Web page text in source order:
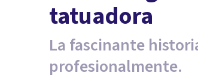
tatuadora
La fascinante
profesionalmente.